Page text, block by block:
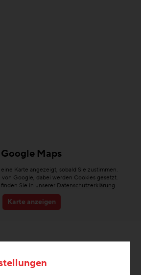
Google Maps
Karte angezeigt, sobald Sie zustimmen.
Google, dabei werden Cookies gesetzt.
Sie in unserer Datenschutzerklärung.
Karte anzeigen